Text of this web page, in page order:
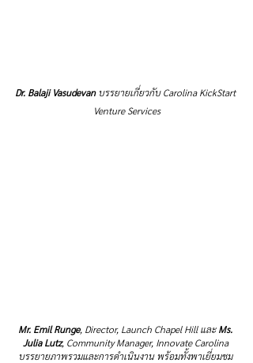
Dr. Balaji Vasudevan บรรยายเกี่ยวกับ Carolina KickStart
Venture Services
Mr. Emil Runge, Director, Launch Chapel Hill และ Ms.
Julia Lutz, Community Manager, Innovate Carolina
บรรยายภาพรวมและการดำเนินงาน พร้อมทั้งพาเยี่ยมชม